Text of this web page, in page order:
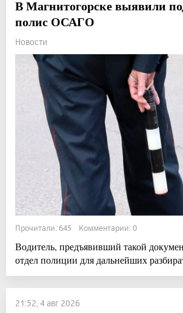
В Магнитогорске выявили
полис ОСАГО
Новости
Прочитали: 645 Комментарии: 0
Водитель, предъявивший такой
отдел полиции для дальнейших
21:52, 4 авг 2026